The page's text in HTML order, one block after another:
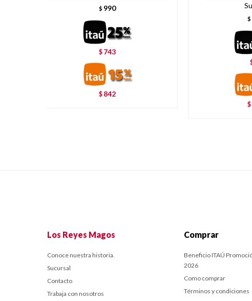
$ 990
$ 743
$ 842
$
$
Los Reyes Magos
Conoce nuestra historia.
Sucursal
Contacto
Trabaja con nosotros
Comprar
Beneficio ITAÚ
2026
Como comprar
Términos y condiciones